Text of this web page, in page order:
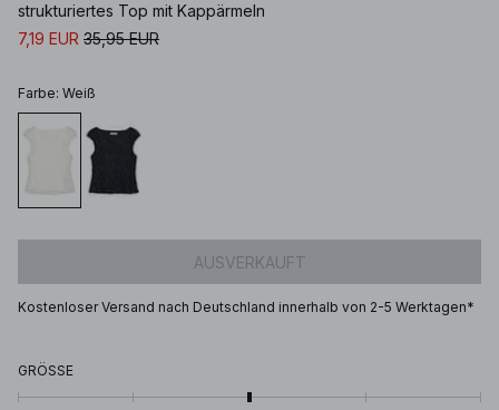
strukturiertes Top mit Kappärmeln
7,19 EUR 35,95 EUR
Farbe: Weiß
AUSVERKAUFT
Kostenloser Versand nach Deutschland innerhalb von 2-5 Werktagen*
GRÖSSE